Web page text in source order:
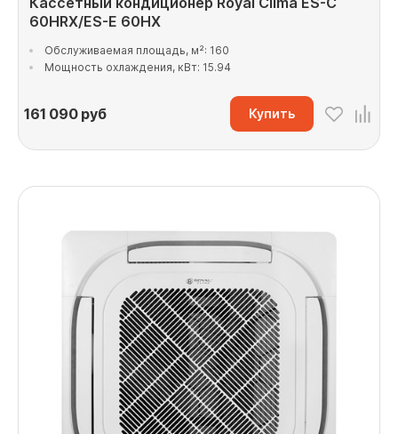
60HRX/ES-E 60HX
Обслуживаемая площадь, м²: 160
Мощность охлаждения, кВт: 15.94
161 090руб Купить